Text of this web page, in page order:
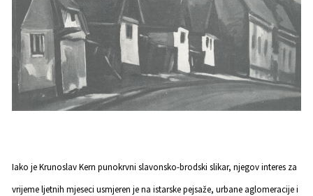
Iako je Krunoslav Kern punokrvni slavonsko-brodski slikar, njegov interes za
vrijeme ljetnih mjeseci usmjeren je na istarske pejsaže, urbane aglomeracije i